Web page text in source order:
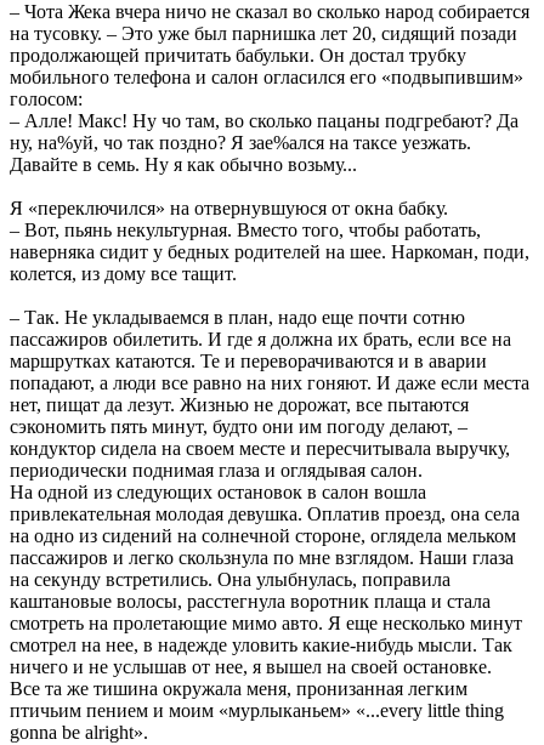
– Чота Жека вчера ничо не сказал во сколько народ собирается
на тусовку. – Это уже был парнишка лет 20, сидящий позади
продолжающей причитать бабульки. Он достал трубку
мобильного телефона и салон огласился его «подвыпившим»
голосом:
– Алле! Макс! Ну чо там, во сколько пацаны подгребают? Да
ну, на%уй, чо так поздно? Я зае%ался на таксе уезжать.
Давайте в семь. Ну я как обычно возьму...
Я «переключился» на отвернувшуюся от окна бабку.
– Вот, пьянь некультурная. Вместо того, чтобы работать,
наверняка сидит у бедных родителей на шее. Наркоман, поди,
колется, из дому все тащит.
– Так. Не укладываемся в план, надо еще почти сотню
пассажиров обилетить. И где я должна их брать, если все на
маршрутках катаются. Те и переворачиваются и в аварии
попадают, а люди все равно на них гоняют. И даже если места
нет, пищат да лезут. Жизнью не дорожат, все пытаются
сэкономить пять минут, будто они им погоду делают, –
кондуктор сидела на своем месте и пересчитывала выручку,
периодически поднимая глаза и оглядывая салон.
На одной из следующих остановок в салон вошла
привлекательная молодая девушка. Оплатив проезд, она села
на одно из сидений на солнечной стороне, оглядела мельком
пассажиров и легко скользнула по мне взглядом. Наши глаза
на секунду встретились. Она улыбнулась, поправила
каштановые волосы, расстегнула воротник плаща и стала
смотреть на пролетающие мимо авто. Я еще несколько минут
смотрел на нее, в надежде уловить какие-нибудь мысли. Так
ничего и не услышав от нее, я вышел на своей остановке.
Все та же тишина окружала меня, пронизанная легким
птичьим пением и моим «мурлыканьем» «...every little thing
gonna be alright».